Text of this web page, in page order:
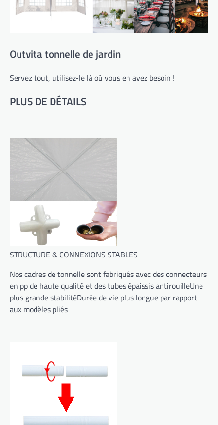
Outvita tonnelle de jardin
Servez tout, utilisez-le là où vous en avez besoin !
PLUS DE DÉTAILS
STRUCTURE & CONNEXIONS STABLES
Nos cadres de tonnelle sont fabriqués avec des connecteurs
en pp de haute qualité et des tubes épaissis antirouilleUne
plus grande stabilitéDurée de vie plus longue par rapport
aux modèles pliés